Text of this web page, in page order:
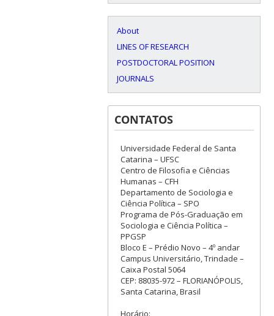
About
LINES OF RESEARCH
POSTDOCTORAL POSITION
JOURNALS
CONTATOS
Universidade Federal de Santa
Catarina – UFSC
Centro de Filosofia e Ciências
Humanas – CFH
Departamento de Sociologia e
Ciência Política – SPO
Programa de Pós-Graduação em
Sociologia e Ciência Política –
PPGSP
Bloco E – Prédio Novo – 4º andar
Campus Universitário, Trindade –
Caixa Postal 5064
CEP: 88035-972 – FLORIANÓPOLIS,
Santa Catarina, Brasil
Horário: